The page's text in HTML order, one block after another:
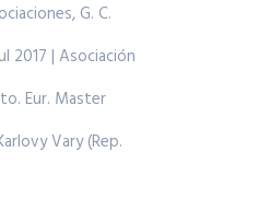
G. C.
2017 | Asociación
Eur. Master
Vary (Rep.